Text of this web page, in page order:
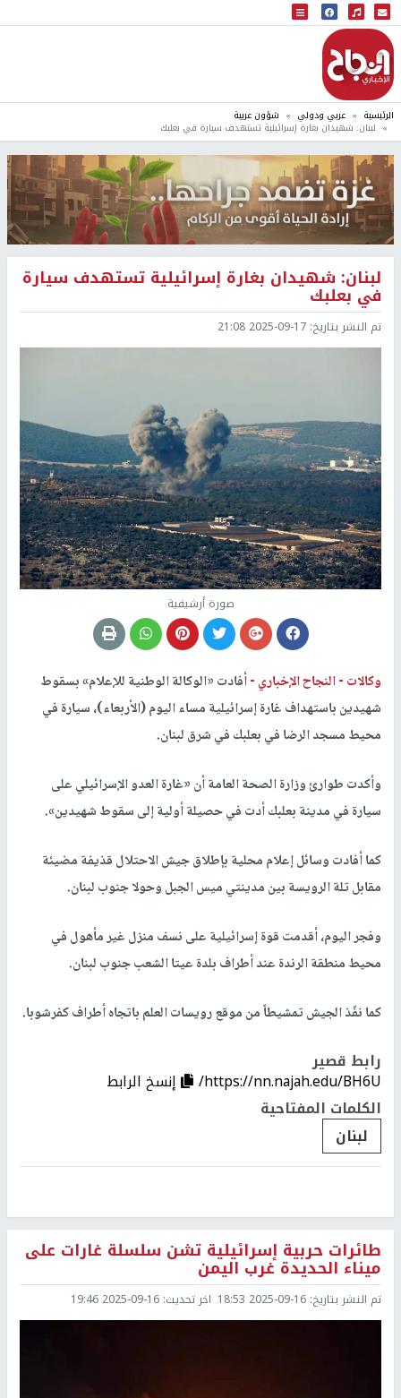
البث المباشر
إذاعة النجاح
الرئيسية عربي ودولي شؤون عربية
لبنان: شهيدان بغارة إسرائيلية تستهدف سيارة في بعلبك
لبنان: شهيدان بغارة إسرائيلية تستهدف سيارة
في بعلبك
تم النشر بتاريخ: 2025-09-17 21:08
صورة أرشيفية
وكالات -النجاح الإخباري -أفادت «الوكالة الوطنية للإعلام» بسقوط
شهيدين باستهداف غارة إسرائيلية مساء اليوم (الأربعاء)، سيارة في
محيط مسجد الرضا في بعلبك في شرق لبنان.
وأكدت طوارئ وزارة الصحة العامة أن «غارة العدو الإسرائيلي على
سيارة في مدينة بعلبك أدت في حصيلة أولية إلى سقوط شهيدين».
كما أفادت وسائل إعلام محلية بإطلاق جيش الاحتلال قذيفة مضيئة
مقابل تلة الرويسة بين مدينتي ميس الجبل وحولا جنوب لبنان.
وفجر اليوم، أقدمت قوة إسرائيلية على نسف منزل غير مأهول في
محيط منطقة الرندة عند أطراف بلدة عيتا الشعب جنوب لبنان.
كما نفّذ الجيش تمشيطاً من موقع رويسات العلم باتجاه أطراف كفرشوبا.
رابط قصير
https://nn.najah.edu/BH6U/
إنسخ الرابط
الكلمات المفتاحية
لبنان
طائرات حربية إسرائيلية تشن سلسلة غارات على
ميناء الحديدة غرب اليمن
تم النشر بتاريخ: 2025-09-16 18:53 اخر تحديث: 2025-09-16 19:46